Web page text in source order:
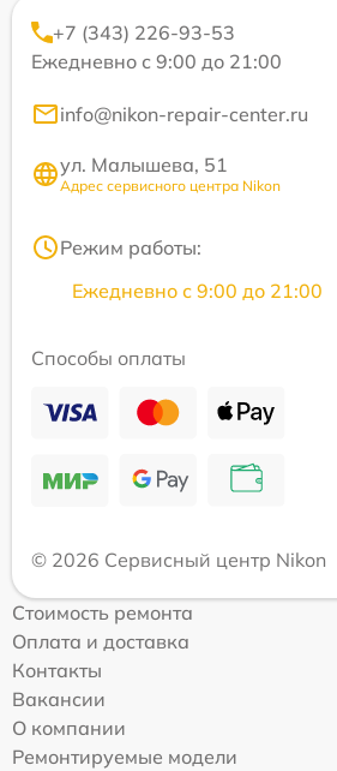
+7 (343) 226-93-53
Ежедневно с 9:00 до 21:00
info@nikon-repair-center.ru
ул. Малышева, 51
Адрес сервисного центра Nikon
Режим работы:
Ежедневно с 9:00 до 21:00
Способы оплаты
© 2026 Сервисный центр Nikon
Стоимость ремонта
Оплата и доставка
Контакты
Вакансии
О компании
Ремонтируемые модели